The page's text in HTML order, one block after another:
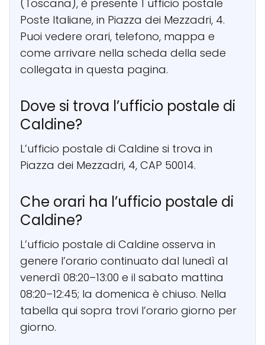
(Toscana), è presente 1 ufficio postale
Poste Italiane, in Piazza dei Mezzadri, 4.
Puoi vedere orari, telefono, mappa e
come arrivare nella scheda della sede
collegata in questa pagina.
Dove si trova l’ufficio postale di
Caldine?
L’ufficio postale di Caldine si trova in
Piazza dei Mezzadri, 4, CAP 50014.
Che orari ha l’ufficio postale di
Caldine?
L’ufficio postale di Caldine osserva in
genere l’orario continuato dal lunedì al
venerdì 08:20–13:00 e il sabato mattina
08:20–12:45; la domenica è chiuso. Nella
tabella qui sopra trovi l’orario giorno per
giorno.